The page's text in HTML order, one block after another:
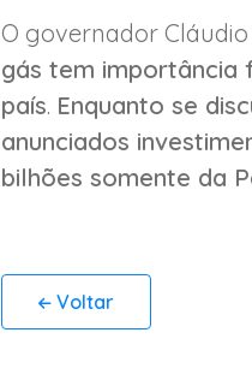
O governador
gás tem importância
país. Enquanto se
anunciados
bilhões somente da
Voltar